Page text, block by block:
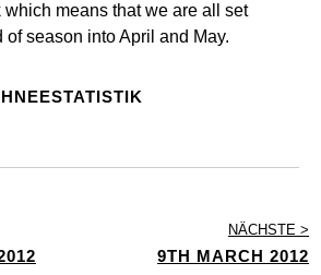
means that we are all set
of season into April and May.
NÄCHSTE >
9TH MARCH 2012